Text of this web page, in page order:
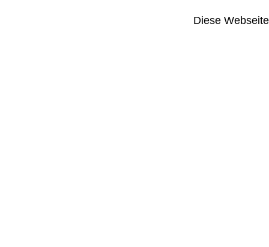
Diese